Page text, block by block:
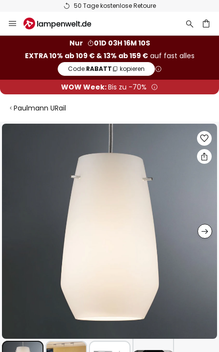
50 Tage kostenlose Retoure
Inhalt
Nur
01D 03H 16M 09S
EXTRA 10% ab 109 € & 13% ab 159 €auf fast alles
Code:RABATT kopieren
WOW Week:Bis zu -70%
Paulmann URail
Zum